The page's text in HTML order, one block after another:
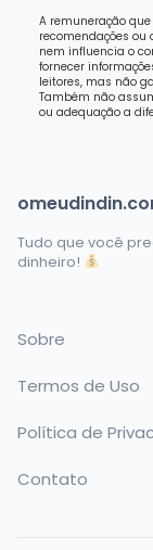
A remuneração
recomendações ou
nem influencia o
fornecer
leitores, mas não
Também não
ou adequação a
Tudo que você
dinheiro!
Sobre
Termos de Uso
Política de
Contato